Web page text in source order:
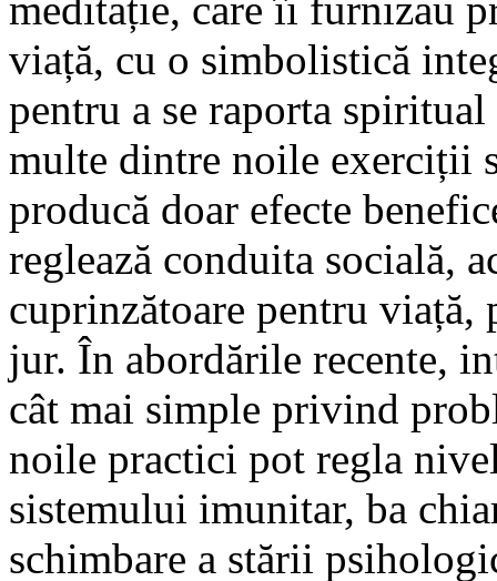
meditație, care îi furnizau
viață, cu o simbolistică
pentru a se raporta
multe dintre noile exerciții
producă doar efecte
reglează conduita socială,
cuprinzătoare pentru viață,
jur. În abordările recente,
cât mai simple privind
noile practici pot regla
sistemului imunitar, ba
schimbare a stării